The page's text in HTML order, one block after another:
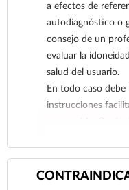
a efectos de
autodiagnóstico o
consejo de un
evaluar la
salud del usuario.
En todo caso debe
instrucciones
consumirlo.
sospecha que